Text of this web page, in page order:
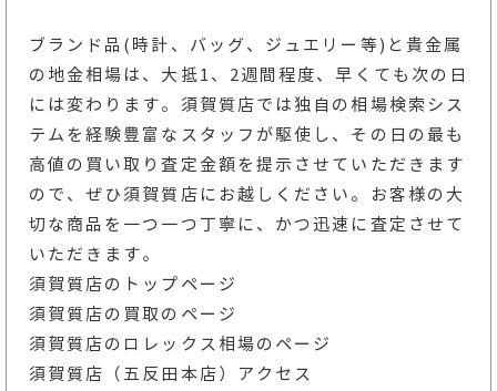
ブランド品(時計、バッグ、ジュエリー等)と貴金属
の地金相場は、大抵1、2週間程度、早くても次の日
には変わります。須賀質店では独自の相場検索シス
テムを経験豊富なスタッフが駆使し、その日の最も
高値の買い取り査定金額を提示させていただきます
ので、ぜひ須賀質店にお越しください。お客様の大
切な商品を一つ一つ丁寧に、かつ迅速に査定させて
いただきます。
須賀質店のトップページ
須賀質店の買取のページ
須賀質店のロレックス相場のページ
須賀質店（五反田本店）アクセス